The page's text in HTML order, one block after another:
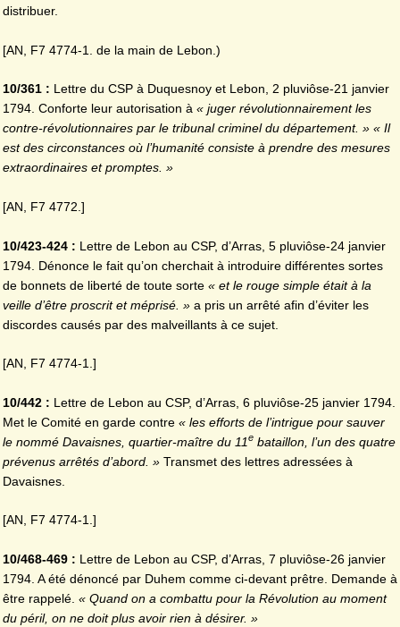
distribuer.
[AN, F7 4774-1. de la main de Lebon.)
10/361 : Lettre du CSP à Duquesnoy et Lebon, 2 pluviôse-21 janvier
1794. Conforte leur autorisation à « juger révolutionnairement les
contre-révolutionnaires par le tribunal criminel du département. » « Il
est des circonstances où l’humanité consiste à prendre des mesures
extraordinaires et promptes. »
[AN, F7 4772.]
10/423-424 : Lettre de Lebon au CSP, d’Arras, 5 pluviôse-24 janvier
1794. Dénonce le fait qu’on cherchait à introduire différentes sortes
de bonnets de liberté de toute sorte « et le rouge simple était à la
veille d’être proscrit et méprisé. » a pris un arrêté afin d’éviter les
discordes causés par des malveillants à ce sujet.
[AN, F7 4774-1.]
10/442 : Lettre de Lebon au CSP, d’Arras, 6 pluviôse-25 janvier 1794.
Met le Comité en garde contre « les efforts de l’intrigue pour sauver
le nommé Davaisnes, quartier-maître du 11e bataillon, l’un des quatre
prévenus arrêtés d’abord. » Transmet des lettres adressées à
Davaisnes.
[AN, F7 4774-1.]
10/468-469 : Lettre de Lebon au CSP, d’Arras, 7 pluviôse-26 janvier
1794. A été dénoncé par Duhem comme ci-devant prêtre. Demande à
être rappelé. « Quand on a combattu pour la Révolution au moment
du péril, on ne doit plus avoir rien à désirer. »